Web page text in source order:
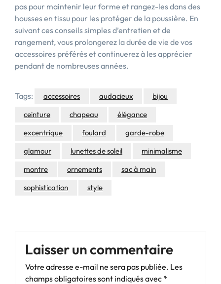
pas pour maintenir leur forme et rangez-les dans des
housses en tissu pour les protéger de la poussière. En
suivant ces conseils simples d’entretien et de
rangement, vous prolongerez la durée de vie de vos
accessoires préférés et continuerez à les apprécier
pendant de nombreuses années.
Tags: accessoires audacieux
bijou
ceinture
chapeau
élégance
excentrique
foulard
garde-robe
glamour
lunettes de soleil
minimalisme
montre
ornements
sac à main
sophistication
style
Laisser un commentaire
Votre adresse e-mail ne sera pas publiée. Les
champs obligatoires sont indiqués avec *